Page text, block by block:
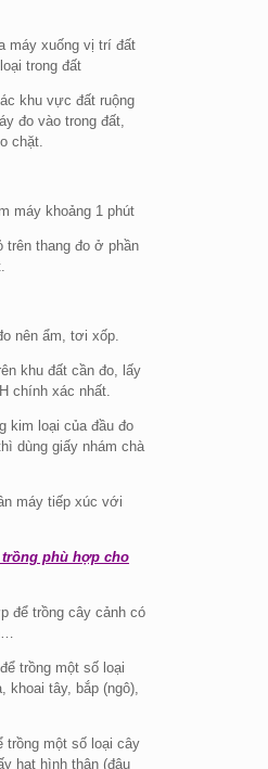
máy xuống vị trí đất
trong đất
khu vực đất ruộng
đo vào trong đất,
chặt.
máy khoảng 1 phút
trên thang đo ở phần
nên ẩm, tơi xốp.
khu đất cần đo, lấy
chính xác nhất.
kim loại của đầu đo
dùng giấy nhám chà
máy tiếp xúc với
phù hợp cho
để trồng cây cảnh có
trồng một số loại
khoai tây, bắp (ngô),
trồng một số loại cây
hạt hình thận (đậu